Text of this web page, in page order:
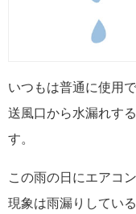
いつもは普通に使用
送風口から水漏れす
す。
この雨の日にエアコ
現象は雨漏りしてい